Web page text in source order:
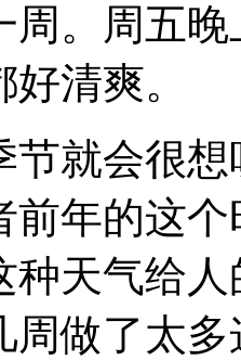
周。周五
清爽。
就会很想
前年的这
种天气给
周做了太